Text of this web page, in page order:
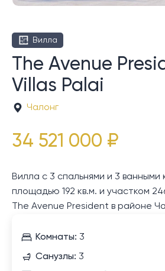
Вилла
The Avenue
Villas Palai
Чалонг
34 521 000 ₽
Вилла с 3 спальнями и 3 ванными
площадью 192 кв.м. и участком
The Avenue President в районе
Комнаты: 3
Санузлы: 3